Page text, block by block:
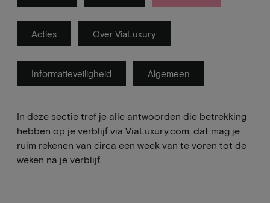
Acties Over ViaLuxury
Informatieveiligheid Algemeen
In deze sectie tref je alle antwoorden die betrekking
hebben op je verblijf via ViaLuxury.com, dat mag je
ruim rekenen van circa een week van te voren tot de
weken na je verblijf.